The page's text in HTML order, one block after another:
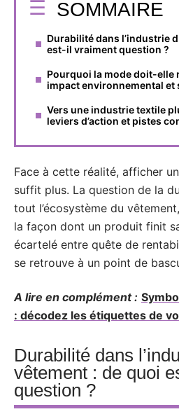
SOMMAIRE
Durabilité dans l’industrie
est-il vraiment question ?
Pourquoi la mode doit-elle
impact environnemental et
Vers une industrie textile
leviers d’action et pistes
Face à cette réalité, afficher
suffit plus. La question de la
tout l’écosystème du
la façon dont un produit finit
écartelé entre quête de
se retrouve à un point de
A lire en complément :
: décodez les étiquettes de
Durabilité dans
vêtement : de quoi
question ?